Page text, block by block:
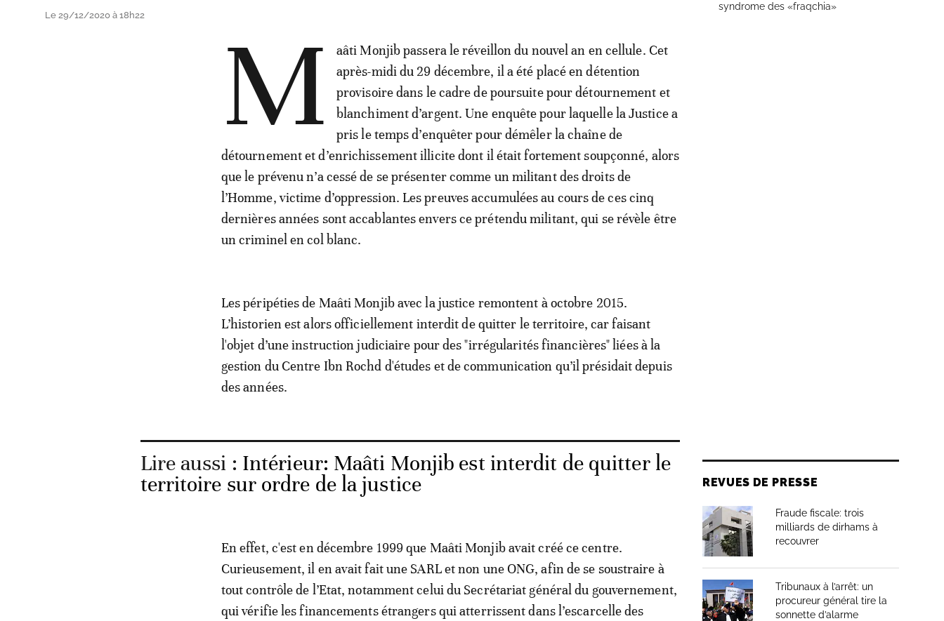
Le 29/12/2020 à 18h22 M
aâti Monjib passera le réveillon du nouvel an en cellule. Cet
après-midi du 29 décembre, il a été placé en détention
provisoire dans le cadre de poursuite pour détournement et
blanchiment d’argent. Une enquête pour laquelle la Justice a
pris le temps d’enquêter pour démêler la chaîne de
détournement et d’enrichissement illicite dont il était fortement soupçonné, alors
que le prévenu n’a cessé de se présenter comme un militant des droits de
l’Homme, victime d’oppression. Les preuves accumulées au cours de ces cinq
dernières années sont accablantes envers ce prétendu militant, qui se révèle être
un criminel en col blanc.
Les péripéties de Maâti Monjib avec la justice remontent à octobre 2015.
L’historien est alors officiellement interdit de quitter le territoire, car faisant
l'objet d’une instruction judiciaire pour des "irrégularités financières" liées à la
gestion du Centre Ibn Rochd d'études et de communication qu’il présidait depuis
des années.
Lire aussi : Intérieur: Maâti Monjib est interdit de quitter le
territoire sur ordre de la justice
En effet, c'est en décembre 1999 que Maâti Monjib avait créé ce centre.
Curieusement, il en avait fait une SARL et non une ONG, afin de se soustraire à
tout contrôle de l’Etat, notamment celui du Secrétariat général du gouvernement,
qui vérifie les financements étrangers qui atterrissent dans l’escarcelle des
syndrome des «fraqchia»
REVUES DE PRESSE
Fraude fiscale: trois
milliards de dirhams à
recouvrer
Tribunaux à l’arrêt: un
procureur général tire la
sonnette d’alarme